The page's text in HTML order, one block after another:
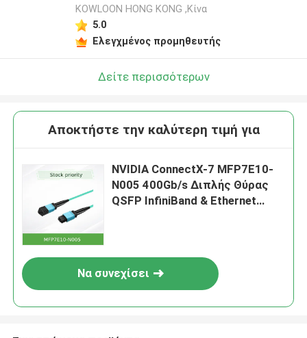
KOWLOON HONG KONG ,Κίνα
5.0
Ελεγχμένος προμηθευτής
Δείτε περισσότερων
Αποκτήστε την καλύτερη τιμή για
NVIDIA ConnectX-7 MFP7E10-
N005 400Gb/s Διπλής Θύρας
QSFP InfiniBand & Ethernet
Να συνεχίσει